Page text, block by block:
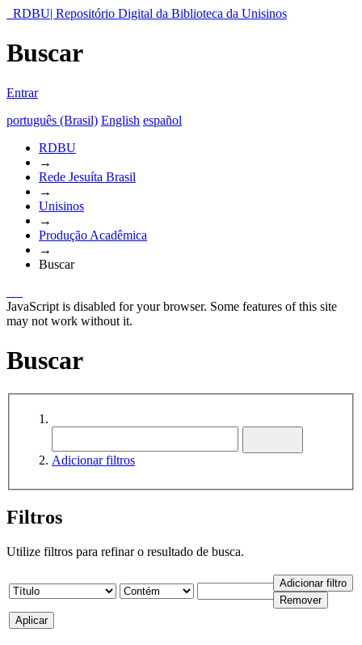
RDBU| Repositório Digital da Biblioteca da Unisinos
Buscar
Entrar
português (Brasil) English español
RDBU
→
Rede Jesuíta Brasil
→
Unisinos
→
Produção Acadêmica
→
Buscar
JavaScript is disabled for your browser. Some features of this site
may not work without it.
Buscar
Adicionar filtros
Filtros
Utilize filtros para refinar o resultado de busca.